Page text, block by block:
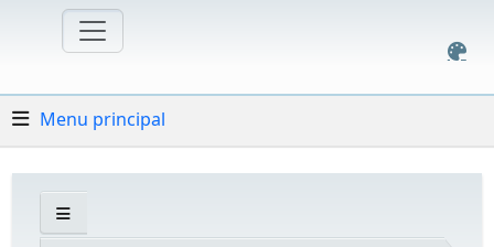
Menu principal